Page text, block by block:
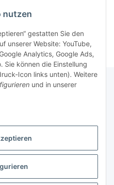
nutzen
gestatten Sie den
unserer Website: YouTube,
Analytics, Google Ads,
Sie können die Einstellung
Icon links unten). Weitere
und in unserer